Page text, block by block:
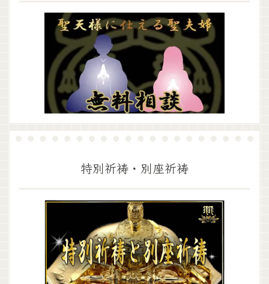
特別祈祷・別座祈祷